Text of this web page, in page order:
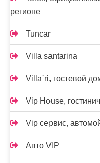
регионе
Tuncar
Villa santarina
Villa`ri, гостевой
Vip House,
Vip сервис,
Авто VIP